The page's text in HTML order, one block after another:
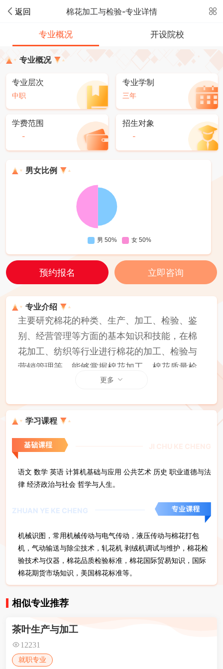
返回 棉花加工与检验-专业详情
专业概况 开设院校
专业概况
专业层次
中职
专业学制
三年
学费范围
-
招生对象
-
男女比例
预约报名 立即咨询
专业介绍
主要研究棉花的种类、生产、加工、检验、鉴
别、经营管理等方面的基本知识和技能，在棉
花加工、纺织等行业进行棉花的加工、检验与
营销管理等。能够掌握棉花加工、棉花质量检
测和棉花经营管理基本知识，具备棉花加工、
工、棉花加工机械的操作及维修、棉花产品营
更多
学习课程
JI CHU KE CHENG
语文 数学 英语 计算机基础与应用 公共艺术 历史 职业道德与法
律 经济政治与社会 哲学与人生。
ZHUAN YE KE CHENG
机械识图，常用机械传动与电气传动，液压传动与棉花打包
机，气动输送与除尘技术，轧花机 剥绒机调试与维护，棉花检
验技术与仪器，棉花品质检验标准，棉花国际贸易知识，国际
棉花期货市场知识，美国棉花标准等。
相似专业推荐
茶叶生产与加工
12231
就职专业